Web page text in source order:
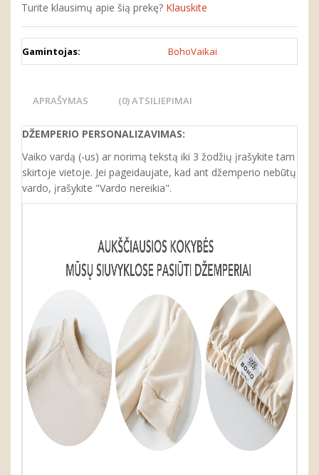
Turite klausimų apie šią prekę? Klauskite
Gamintojas: BohoVaikai
APRAŠYMAS (0) ATSILIEPIMAI
DŽEMPERIO PERSONALIZAVIMAS:
Vaiko vardą (-us) ar norimą tekstą iki 3 žodžių įrašykite tam
skirtoje vietoje. Jei pageidaujate, kad ant džemperio nebūtų
vardo, įrašykite "Vardo nereikia".